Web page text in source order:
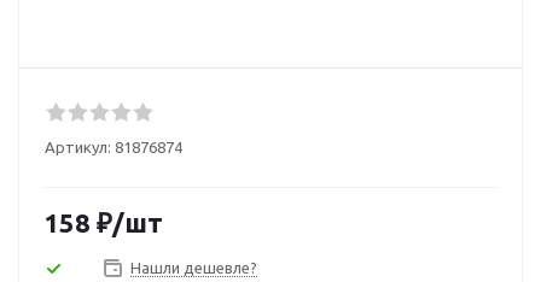
Артикул: 81876874
158 ₽/шт
Нашли дешевле?